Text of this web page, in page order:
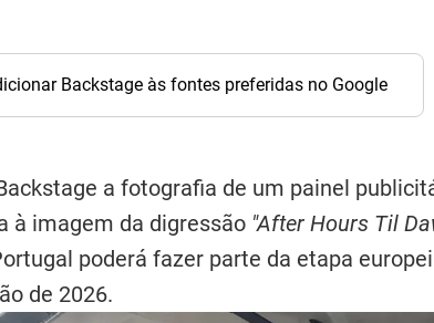
Backstage às fontes preferidas no Google
a fotografia de um painel
à imagem da digressão "After Hours Til
poderá fazer parte da etapa
de 2026.